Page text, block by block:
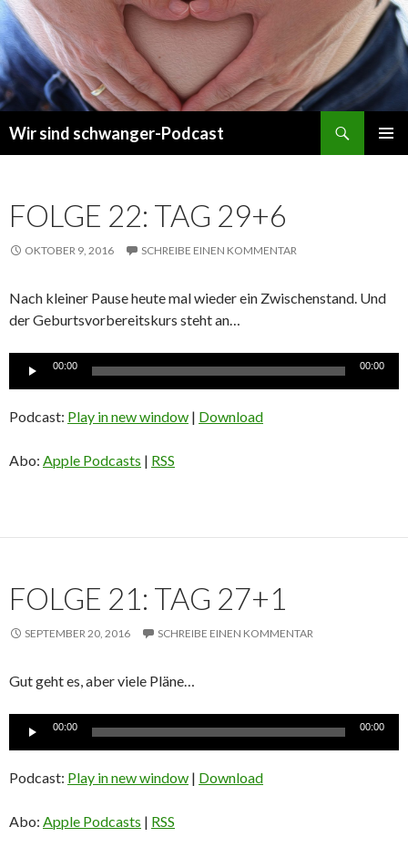
Wir sind schwanger-Podcast
FOLGE 22: TAG 29+6
OKTOBER 9, 2016 SCHREIBE EINEN KOMMENTAR
Nach kleiner Pause heute mal wieder ein Zwischenstand. Und
der Geburtsvorbereitskurs steht an…
Audio-
00:00 00:00
Podcast: Play in new window | Download
Abo: Apple Podcasts | RSS
FOLGE 21: TAG 27+1
SEPTEMBER 20, 2016 SCHREIBE EINEN KOMMENTAR
Gut geht es, aber viele Pläne…
Audio-
00:00 00:00
Podcast: Play in new window | Download
Abo: Apple Podcasts | RSS